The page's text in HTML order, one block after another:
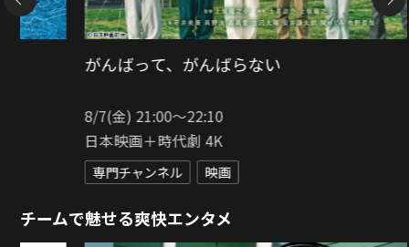
ガリレオ シリーズ
8/8(土) 12:10〜14:55
ファミリー劇場HD
専門チャンネル ドラマ
チームで魅せる爽快エンタメ